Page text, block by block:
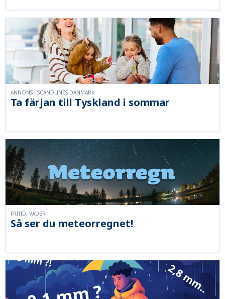
Ta färjan till Tyskland i sommar
ANNONS - SCANDLINES DANMARK
Så ser du meteorregnet!
FRITID, VÄDER